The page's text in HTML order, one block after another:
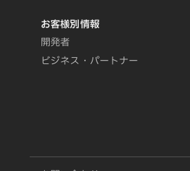
開発者
ビジネス・パートナー